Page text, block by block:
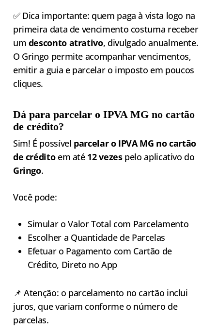
✅ Dica importante: quem paga à vista logo na
primeira data de vencimento costuma receber
um desconto atrativo, divulgado anualmente.
O Gringo permite acompanhar vencimentos,
emitir a guia e parcelar o imposto em poucos
cliques.
Dá para parcelar o IPVA MG no cartão
de crédito?
Sim! É possível parcelar o IPVA MG no cartão
de créditoem até 12 vezespelo aplicativo do
Gringo.
Você pode:
Simular o Valor Total com Parcelamento
Escolher a Quantidade de Parcelas
Efetuar o Pagamento com Cartão de
Crédito, Direto no App
📌 Atenção: o parcelamento no cartão inclui
juros, que variam conforme o número de
parcelas.